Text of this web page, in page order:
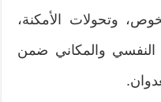
وتحولات الأمكنة،
النفسي والمكاني ضمن